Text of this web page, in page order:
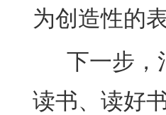
为创造性的
下一步，
读书、读好